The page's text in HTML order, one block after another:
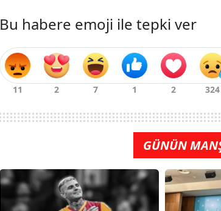
Bu habere emoji ile tepki ver
GÜNÜN